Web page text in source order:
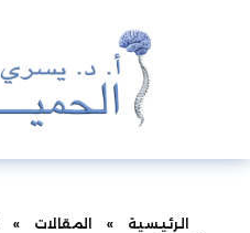
الرئيسية » المقالات »